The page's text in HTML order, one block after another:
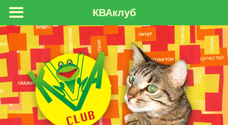
КВАклуб